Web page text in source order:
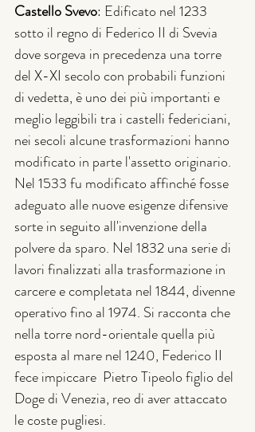
Castello Svevo: Edificato nel 1233
sotto il regno di Federico II di Svevia
dove sorgeva in precedenza una torre
del X-XI secolo con probabili funzioni
di vedetta, è uno dei più importanti e
meglio leggibili tra i castelli federiciani,
nei secoli alcune trasformazioni hanno
modificato in parte l'assetto originario.
Nel 1533 fu modificato affinché fosse
adeguato alle nuove esigenze difensive
sorte in seguito all'invenzione della
polvere da sparo. Nel 1832 una serie di
lavori finalizzati alla trasformazione in
carcere e completata nel 1844, divenne
operativo fino al 1974. Si racconta che
nella torre nord-orientale quella più
esposta al mare nel 1240, Federico II
fece impiccare  Pietro Tipeolo figlio del
Doge di Venezia, reo di aver attaccato
le coste pugliesi.